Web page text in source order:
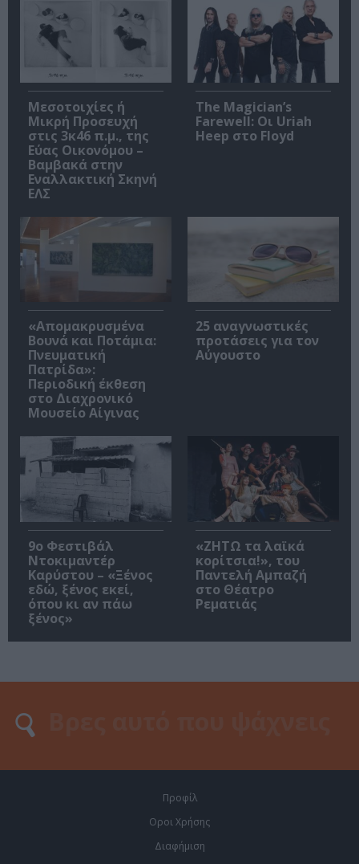
Μεσοτοιχίες ή
Μικρή Προσευχή
στις 3κ46 π.μ., της
Εύας Οικονόμου –
Βαμβακά στην
Εναλλακτική Σκηνή
ΕΛΣ
The Magician’s
Farewell: Οι Uriah
Heep στο Floyd
«Απομακρυσμένα
Βουνά και Ποτάμια:
Πνευματική
Πατρίδα»:
Περιοδική έκθεση
στο Διαχρονικό
Μουσείο Αίγινας
25 αναγνωστικές
προτάσεις για τον
Αύγουστο
9ο Φεστιβάλ
Ντοκιμαντέρ
Καρύστου – «Ξένος
εδώ, ξένος εκεί,
όπου κι αν πάω
ξένος»
«ΖΗΤΩ τα λαϊκά
κορίτσια!», του
Παντελή Αμπαζή
στο Θέατρο
Ρεματιάς
Προφίλ
Οροι Χρήσης
Διαφήμιση